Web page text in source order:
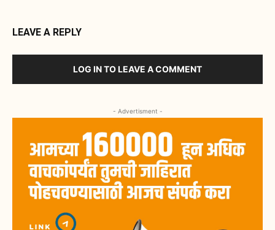
LEAVE A REPLY
LOG IN TO LEAVE A COMMENT
- Advertisment -